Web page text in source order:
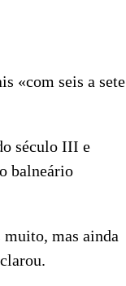
«com seis a sete
século III e
balneário
muito, mas ainda